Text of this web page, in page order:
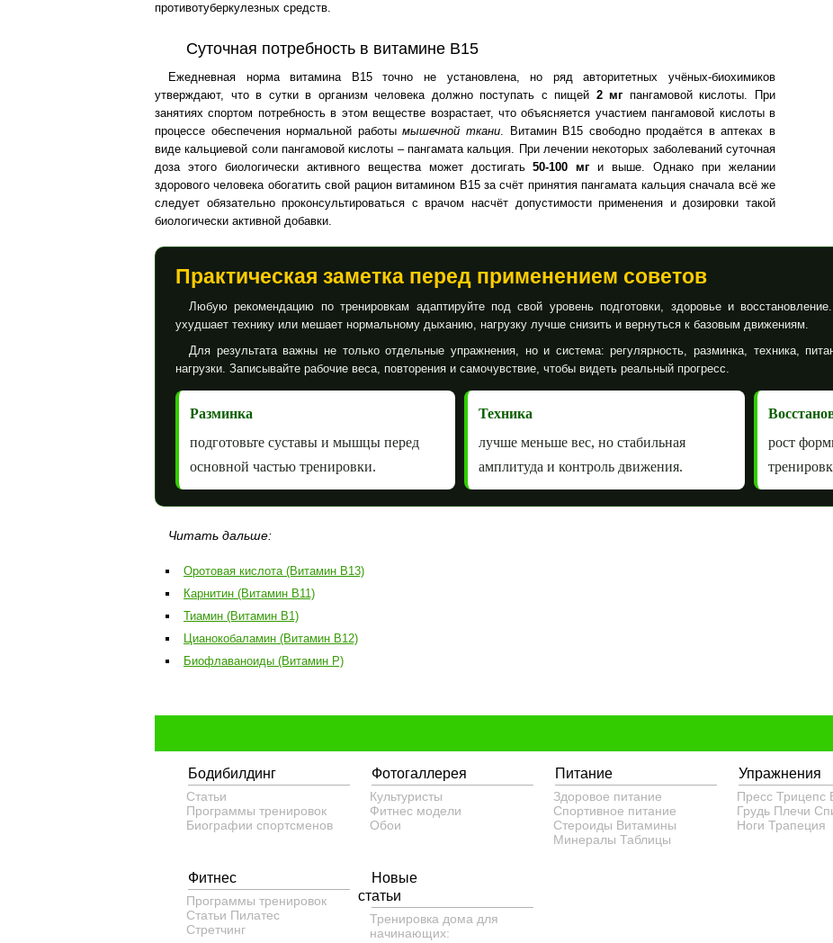
противотуберкулезных средств.
Суточная потребность в витамине В15
Ежедневная норма витамина В15 точно не установлена, но ряд авторитетных учёных-биохимиков
утверждают, что в сутки в организм человека должно поступать с пищей 2 мг пангамовой кислоты. При
занятиях спортом потребность в этом веществе возрастает, что объясняется участием пангамовой кислоты в
процессе обеспечения нормальной работымышечной ткани. Витамин В15 свободно продаётся в аптеках в
виде кальциевой соли пангамовой кислоты – пангамата кальция. При лечении некоторых заболеваний суточная
доза этого биологически активного вещества может достигать50-100 мг и выше. Однако при желании
здорового человека обогатить свой рацион витамином В15 за счёт принятия пангамата кальция сначала всё же
следует обязательно проконсультироваться с врачом насчёт допустимости применения и дозировки такой
биологически активной добавки.
Практическая заметка перед применением советов
Любую рекомендацию по тренировкам адаптируйте под свой уровень подготовки, здоровье и
ухудшает технику или мешает нормальному дыханию, нагрузку лучше снизить и вернуться к базовым движениям.
Для результата важны не только отдельные упражнения, но и система: регулярность, разминка, техника,
нагрузки. Записывайте рабочие веса, повторения и самочувствие, чтобы видеть реальный прогресс.
Разминка
подготовьте суставы и мышцы перед
основной частью тренировки.
Техника
лучше меньше вес, но стабильная
амплитуда и контроль движения.
рост
Читать дальше:
Оротовая кислота (Витамин B13)
Карнитин (Витамин B11)
Тиамин (Витамин B1)
Цианокобаламин (Витамин B12)
Биофлаваноиды (Витамин P)
Бодибилдинг
Статьи
Программы тренировок
Биографии спортсменов
Фотогаллерея
Культуристы
Фитнес модели
Обои
Питание
Здоровое питание
Спортивное питание
Стероиды Витамины
Минералы Таблицы
Упражнения
Пресс Трицепс
Грудь Плечи
Ноги Трапеция
Фитнес
Программы тренировок
Статьи Пилатес
Cтретчинг
Новые
статьи
Тренировка дома для
начинающих: